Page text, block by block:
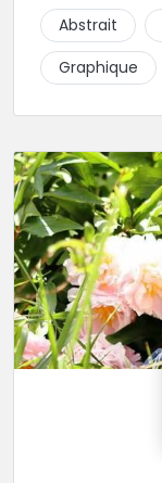
piquer la peau
lettrages et les
contacter pour
Abstrait
Graphique